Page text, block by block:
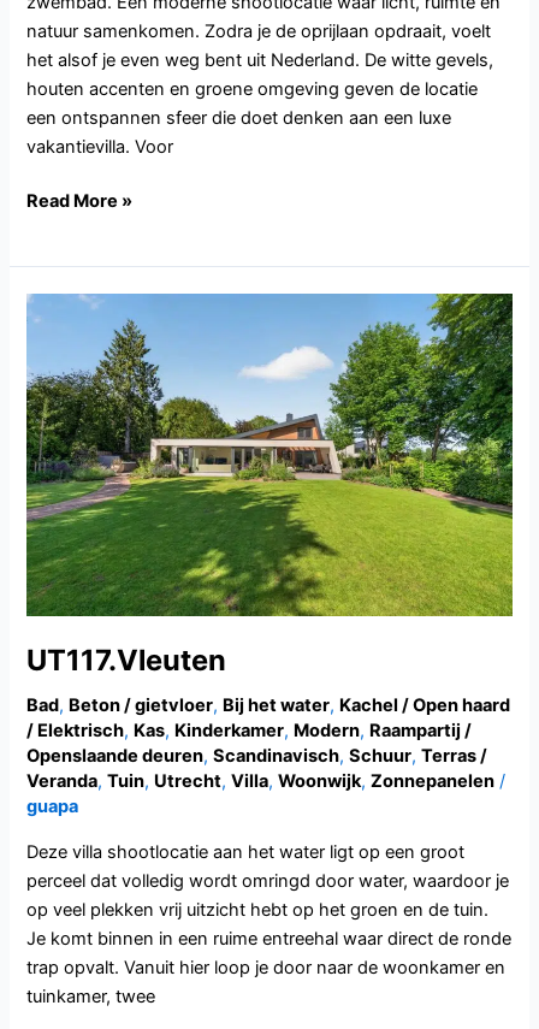
natuur samenkomen. Zodra je de oprijlaan opdraait, voelt
het alsof je even weg bent uit Nederland. De witte gevels,
houten accenten en groene omgeving geven de locatie
een ontspannen sfeer die doet denken aan een luxe
vakantievilla. Voor
Read More »
UT117.Vleuten
Bad, Beton / gietvloer, Bij het water, Kachel / Open haard
/ Elektrisch, Kas, Kinderkamer, Modern, Raampartij /
Openslaande deuren,Scandinavisch,Schuur,Terras /
Veranda,Tuin, Utrecht,Villa,Woonwijk,Zonnepanelen /
guapa
Deze villa shootlocatie aan het water ligt op een groot
perceel dat volledig wordt omringd door water, waardoor je
op veel plekken vrij uitzicht hebt op het groen en de tuin.
Je komt binnen in een ruime entreehal waar direct de ronde
trap opvalt. Vanuit hier loop je door naar de woonkamer en
tuinkamer, twee
UT117.Vleuten